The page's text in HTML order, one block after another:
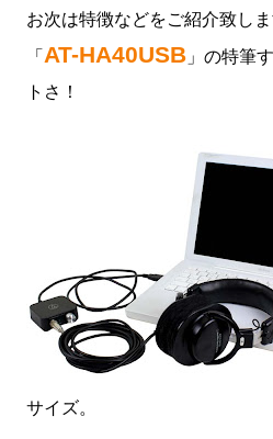
お次は特徴などをご紹介致しま
「 AT-HA40USB 」の特筆
トさ！
サイズ。